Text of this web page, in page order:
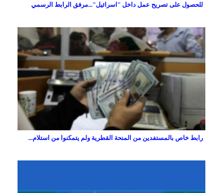
للحصول على تصريح عمل داخل "اسرائيل"...مرفق الرابط الرسمي
رابط خاص بالمستفدين من المنحة القطرية ولم يتمكنوا من استلام...